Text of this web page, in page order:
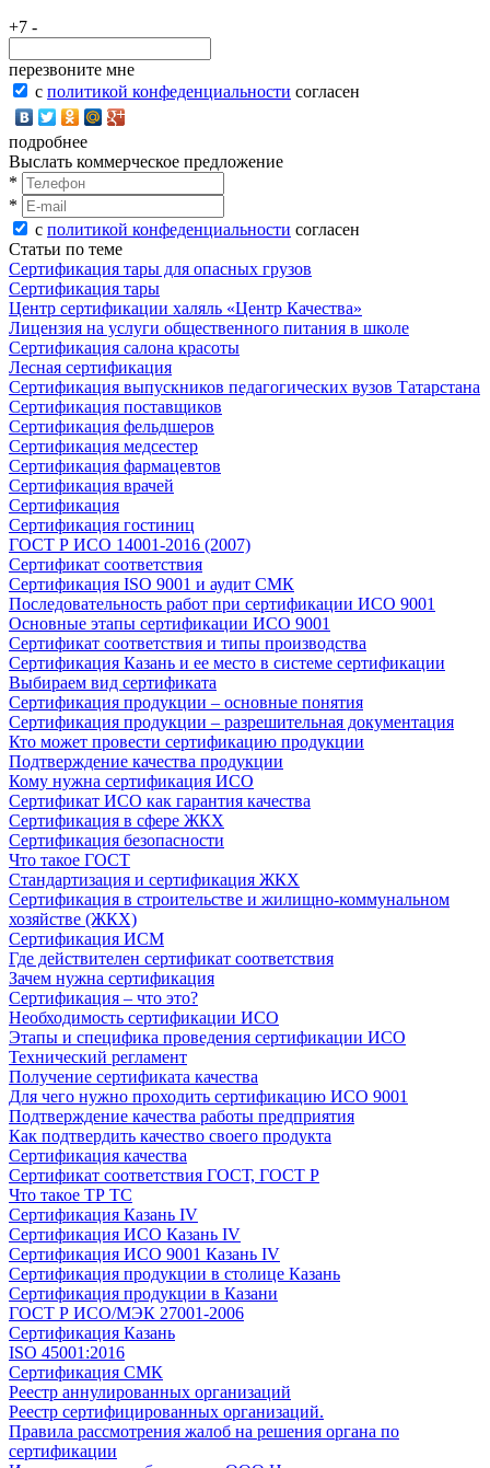
+7 -
перезвоните мне
с политикой конфеденциальности согласен
подробнее
Выслать коммерческое предложение
*
*
с политикой конфеденциальности согласен
Статьи по теме
Сертификация тары для опасных грузов
Сертификация тары
Центр сертификации халяль «Центр Качества»
Лицензия на услуги общественного питания в школе
Сертификация салона красоты
Лесная сертификация
Сертификация выпускников педагогических вузов Татарстана
Сертификация поставщиков
Сертификация фельдшеров
Сертификация медсестер
Сертификация фармацевтов
Сертификация врачей
Сертификация
Сертификация гостиниц
ГОСТ Р ИСО 14001-2016 (2007)
Сертификат соответствия
Сертификация ISO 9001 и аудит СМК
Последовательность работ при сертификации ИСО 9001
Основные этапы сертификации ИСО 9001
Сертификат соответствия и типы производства
Сертификация Казань и ее место в системе сертификации
Выбираем вид сертификата
Сертификация продукции – основные понятия
Сертификация продукции – разрешительная документация
Кто может провести сертификацию продукции
Подтверждение качества продукции
Кому нужна сертификация ИСО
Сертификат ИСО как гарантия качества
Сертификация в сфере ЖКХ
Сертификация безопасности
Что такое ГОСТ
Стандартизация и сертификация ЖКХ
Сертификация в строительстве и жилищно-коммунальном
хозяйстве (ЖКХ)
Сертификация ИСМ
Где действителен сертификат соответствия
Зачем нужна сертификация
Сертификация – что это?
Необходимость сертификации ИСО
Этапы и специфика проведения сертификации ИСО
Технический регламент
Получение сертификата качества
Для чего нужно проходить сертификацию ИСО 9001
Подтверждение качества работы предприятия
Как подтвердить качество своего продукта
Сертификация качества
Сертификат соответствия ГОСТ, ГОСТ Р
Что такое ТР ТС
Сертификация Казань IV
Сертификация ИСО Казань IV
Сертификация ИСО 9001 Казань IV
Сертификация продукции в столице Казань
Сертификация продукции в Казани
ГОСТ Р ИСО/МЭК 27001-2006
Сертификация Казань
ISO 45001:2016
Сертификация СМК
Реестр аннулированных организаций
Реестр сертифицированных организаций.
Правила рассмотрения жалоб на решения органа по
сертификации